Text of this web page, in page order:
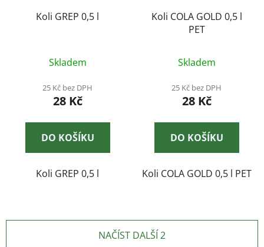
Koli GREP 0,5 l
Skladem
25 Kč bez DPH
28 Kč
DO KOŠÍKU
Koli GREP 0,5 l
Koli COLA GOLD 0,5 l
PET
hodnocení
produktu
je
z
Skladem
25 Kč bez DPH
28 Kč
DO KOŠÍKU
Koli COLA GOLD 0,5 l PET
NAČÍST DALŠÍ 2